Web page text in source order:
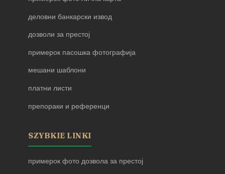
деловни банкарски извод
дозволи за престој
примерок пасошка фотографија
мешани шаблони
платни листи
препораки и референци
SZYBKIE LINKI
примерок фото дозвола за престој